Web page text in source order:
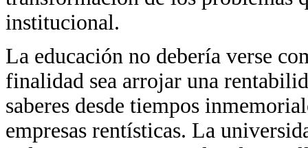
institucional.
La educación no debería verse
finalidad sea arrojar una
saberes desde tiempos
empresas rentísticas. La